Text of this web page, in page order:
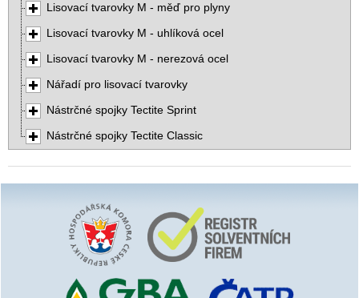
Lisovací tvarovky M - měď pro plyny
Lisovací tvarovky M - uhlíková ocel
Lisovací tvarovky M - nerezová ocel
Nářadí pro lisovací tvarovky
Nástrčné spojky Tectite Sprint
Nástrčné spojky Tectite Classic